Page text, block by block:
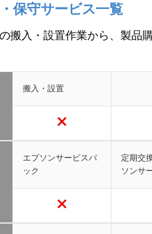
保守サービス一覧
搬入・設置作業から、製品
搬入・設置
エプソンサービスパ
ック
定期交
ソンサ